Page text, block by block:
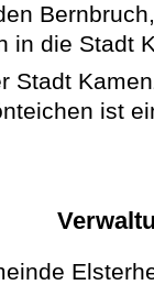
in die Stadt
Stadt
ist